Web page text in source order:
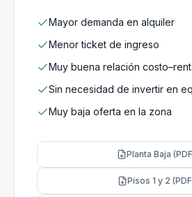
Mayor demanda en alquiler
Menor ticket de ingreso
Muy buena relación
Sin necesidad de invertir en
Muy baja oferta en la zona
Planta Baja
Pisos 1 y 2